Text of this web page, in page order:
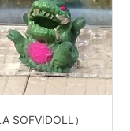
SOFVIDOLL）